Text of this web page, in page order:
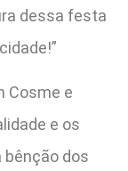
dessa festa
Cosme e
e os
bênção dos